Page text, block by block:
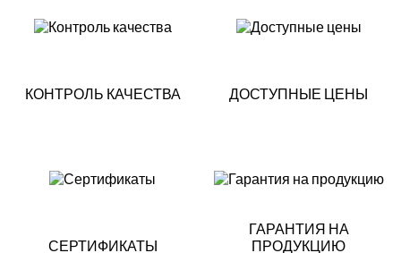
КОНТРОЛЬ КАЧЕСТВА ДОСТУПНЫЕ ЦЕНЫ
СЕРТИФИКАТЫ
ГАРАНТИЯ НА
ПРОДУКЦИЮ